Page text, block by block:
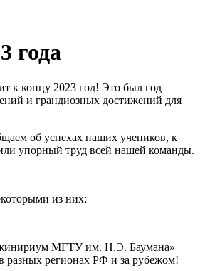
года
к концу 2023 год! Это был год
и грандиозных достижений для
об успехах наших учеников, к
упорный труд всей нашей команды.
из них:
МГТУ им. Н.Э. Баумана»
разных регионах РФ и за рубежом!